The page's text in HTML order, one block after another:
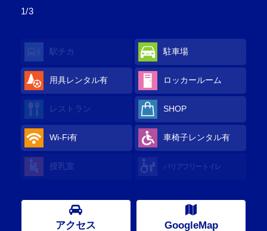
1/3
駅チカ 駐車場
用具レンタル有 ロッカールーム
レストラン SHOP
Wi-Fi有 車椅子レンタル有
授乳室 バリアフリートイレ
アクセス GoogleMap